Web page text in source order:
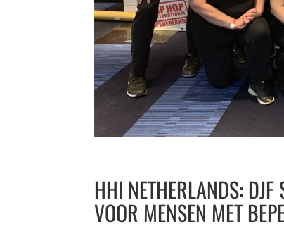
HHI NETHERLANDS: DJF
VOOR MENSEN MET